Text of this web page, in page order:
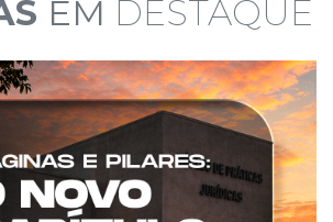
EM DESTAQUE